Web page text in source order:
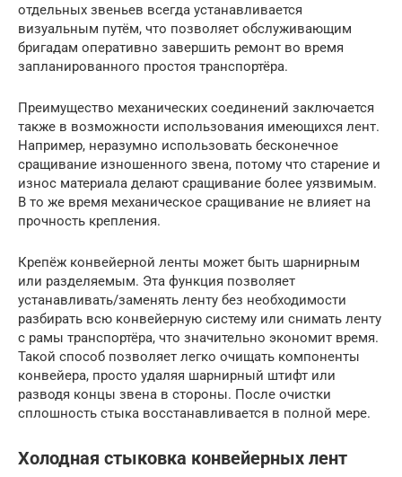
отдельных звеньев всегда устанавливается
визуальным путём, что позволяет обслуживающим
бригадам оперативно завершить ремонт во время
запланированного простоя транспортёра.
Преимущество механических соединений заключается
также в возможности использования имеющихся лент.
Например, неразумно использовать бесконечное
сращивание изношенного звена, потому что старение и
износ материала делают сращивание более уязвимым.
В то же время механическое сращивание не влияет на
прочность крепления.
Крепёж конвейерной ленты может быть шарнирным
или разделяемым. Эта функция позволяет
устанавливать/заменять ленту без необходимости
разбирать всю конвейерную систему или снимать ленту
с рамы транспортёра, что значительно экономит время.
Такой способ позволяет легко очищать компоненты
конвейера, просто удаляя шарнирный штифт или
разводя концы звена в стороны. После очистки
сплошность стыка восстанавливается в полной мере.
Холодная стыковка конвейерных лент